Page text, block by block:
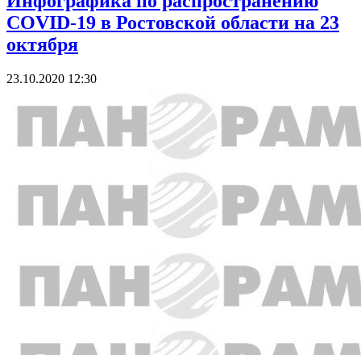
COVID-19 в Ростовской области на 23
октября
23.10.2020 12:30